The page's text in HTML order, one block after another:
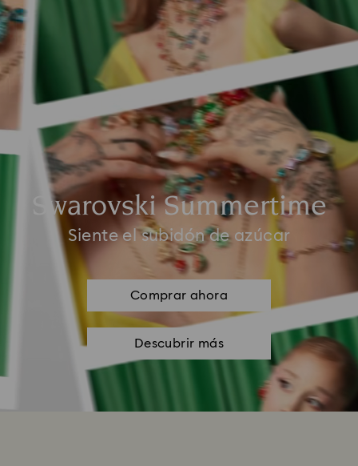
Swarovski Summertime
Siente el subidón de azúcar
Comprar ahora
Descubrir más